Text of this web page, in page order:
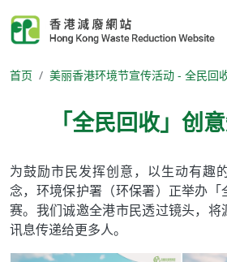
首页 美丽香港环境节宣传活动 - 全民回
「全民回收」创
Body
为鼓励市民发挥创意，以生动有趣
念，环境保护署（环保署）正举办
赛。我们诚邀全港市民透过镜头，将
讯息传递给更多人。